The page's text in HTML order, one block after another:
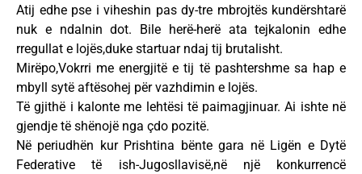
Atij edhe pse i viheshin pas dy-tre mbrojtës kundërshtarë
nuk e ndalnin dot. Bile herë-herë ata tejkalonin edhe
rregullat e lojës,duke startuar ndaj tij brutalisht.
Mirëpo,Vokrri me energjitë e tij të pashtershme sa hap e
mbyll sytë aftësohej për vazhdimin e lojës.
Të gjithë i kalonte me lehtësi të paimagjinuar. Ai ishte në
gjendje të shënojë nga çdo pozitë.
Në periudhën kur Prishtina bënte gara në Ligën e Dytë
Federative të ish-Jugosllavisë,në një konkurrencë